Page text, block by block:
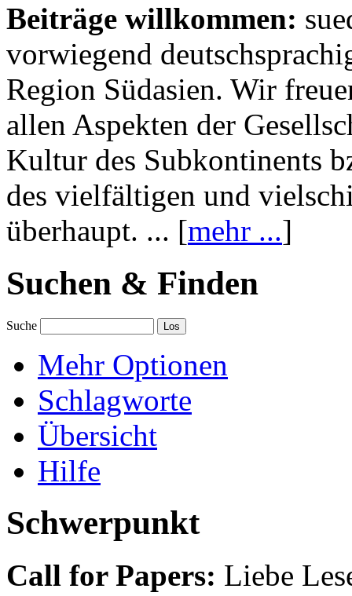
Beiträge willkommen:
vorwiegend
Region Südasien. Wir
allen Aspekten der
Kultur des Subkontinents
des vielfältigen und
überhaupt. ... [mehr ...]
Suchen & Finden
Suche
Mehr Optionen
Schlagworte
Übersicht
Hilfe
Schwerpunkt
Call for Papers: Liebe